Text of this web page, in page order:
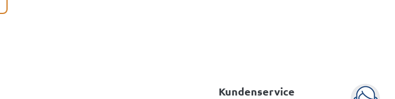
Kundenservice